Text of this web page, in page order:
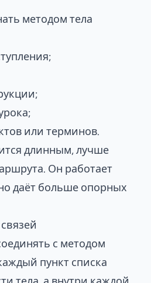
методом тела
или терминов.
длинным, лучше
. Он работает
даёт больше опорных
с методом
пункт списка
тела, а внутри каждой